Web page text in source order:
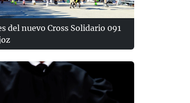
del nuevo Cross Solidario 091